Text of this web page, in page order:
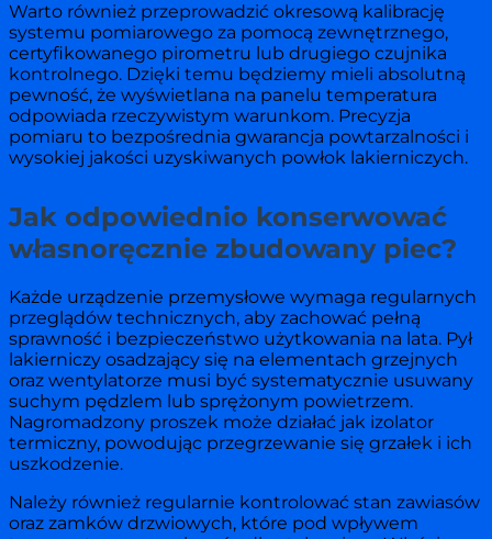
Warto również przeprowadzić okresową kalibrację
systemu pomiarowego za pomocą zewnętrznego,
certyfikowanego pirometru lub drugiego czujnika
kontrolnego. Dzięki temu będziemy mieli absolutną
pewność, że wyświetlana na panelu temperatura
odpowiada rzeczywistym warunkom. Precyzja
pomiaru to bezpośrednia gwarancja powtarzalności i
wysokiej jakości uzyskiwanych powłok lakierniczych.
Jak odpowiednio konserwować
własnoręcznie zbudowany piec?
Każde urządzenie przemysłowe wymaga regularnych
przeglądów technicznych, aby zachować pełną
sprawność i bezpieczeństwo użytkowania na lata. Pył
lakierniczy osadzający się na elementach grzejnych
oraz wentylatorze musi być systematycznie usuwany
suchym pędzlem lub sprężonym powietrzem.
Nagromadzony proszek może działać jak izolator
termiczny, powodując przegrzewanie się grzałek i ich
uszkodzenie.
Należy również regularnie kontrolować stan zawiasów
oraz zamków drzwiowych, które pod wpływem